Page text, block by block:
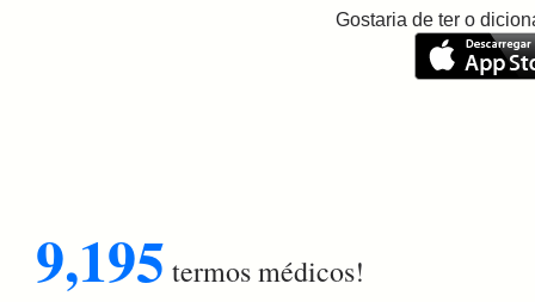
Gostaria de ter o
9,195 termos médicos!